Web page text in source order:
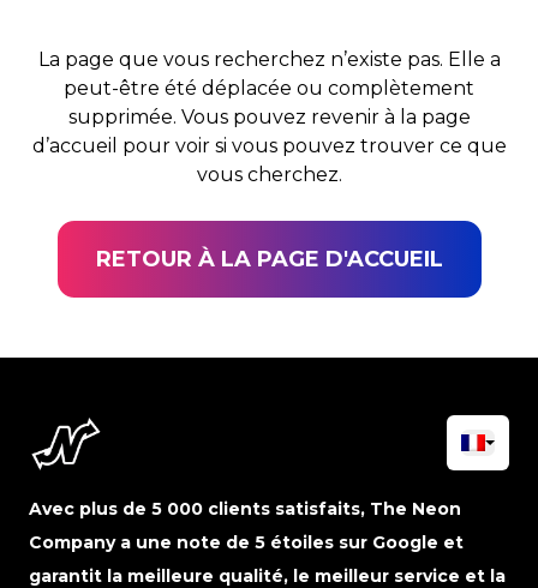
La page que vous recherchez n’existe pas. Elle a
peut-être été déplacée ou complètement
supprimée. Vous pouvez revenir à la page
d’accueil pour voir si vous pouvez trouver ce que
vous cherchez.
RETOUR À LA PAGE D'ACCUEIL
Avec plus de 5 000 clients satisfaits, The Neon
Company a une note de 5 étoiles sur Google et
garantit la meilleure qualité, le meilleur service et la